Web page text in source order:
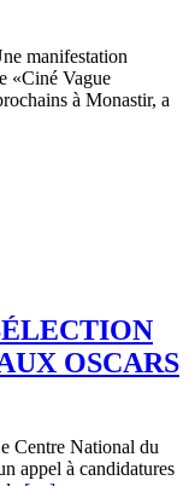
manifestation
«Ciné Vague
à Monastir, a
OSCARS
Centre National du
appel à candidatures